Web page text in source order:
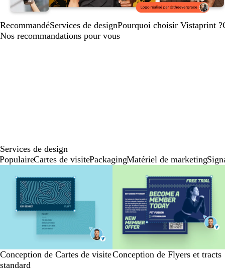
RecommandéServices de designPourquoi choisir Vistaprint ?
Nos recommandations pour vous
Services de design
PopulaireCartes de visitePackagingMatériel de marketing
Conception de Cartes de visite
standard
Conception de Flyers et tracts